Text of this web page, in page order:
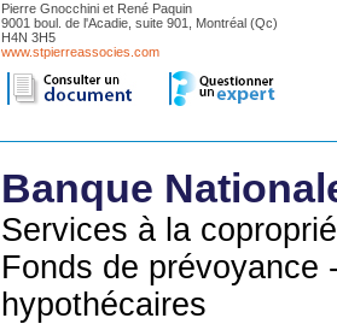
Pierre Gnocchini et René Paquin
9001 boul. de l'Acadie, suite 901, Montréal (Qc)
H4N 3H5
www.stpierreassocies.com
Banque
Services à la
Fonds de prévoyance
hypothécaires